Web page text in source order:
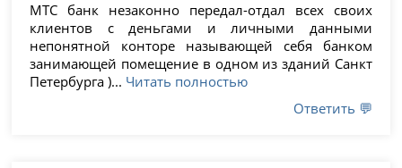
МТС банк незаконно передал-отдал всех своих
клиентов с деньгами и личными данными
непонятной конторе называющей себя банком
занимающей помещение в одном из зданий Санкт
Петербурга )... Читать полностью
Ответить 💬